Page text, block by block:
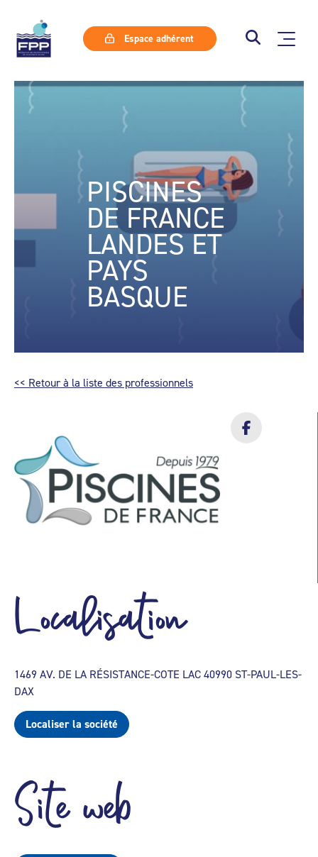
Espace adhérent
PISCINES
DE FRANCE
LANDES ET
PAYS
BASQUE
<< Retour à la liste des professionnels
Localisation
1469 AV. DE LA RÉSISTANCE-COTE LAC 40990 ST-PAUL-LES-
DAX
Localiser la société
Site web